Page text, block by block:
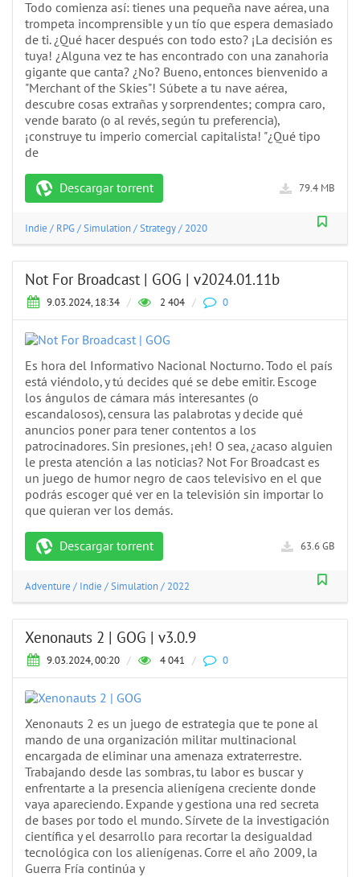
Todo comienza así: tienes una pequeña nave aérea, una
trompeta incomprensible y un tío que espera demasiado
de ti. ¿Qué hacer después con todo esto? ¡La decisión es
tuya! ¿Alguna vez te has encontrado con una zanahoria
gigante que canta? ¿No? Bueno, entonces bienvenido a
"Merchant of the Skies"! Súbete a tu nave aérea,
descubre cosas extrañas y sorprendentes; compra caro,
vende barato (o al revés, según tu preferencia),
¡construye tu imperio comercial capitalista! "¿Qué tipo
de
Descargar torrent 79.4 MB
Indie / RPG/Simulation/Strategy/ 2020
Not For Broadcast | GOG | v2024.01.11b
9.03.2024, 18:34 / 2 404 / 0
Es hora del Informativo Nacional Nocturno. Todo el país
está viéndolo, y tú decides qué se debe emitir. Escoge
los ángulos de cámara más interesantes (o
escandalosos), censura las palabrotas y decide qué
anuncios poner para tener contentos a los
patrocinadores. Sin presiones, ¡eh! O sea, ¿acaso alguien
le presta atención a las noticias? Not For Broadcast es
un juego de humor negro de caos televisivo en el que
podrás escoger qué ver en la televisión sin importar lo
que quieran ver los demás.
Descargar torrent 63.6 GB
Adventure / Indie /Simulation/ 2022
Xenonauts 2 | GOG | v3.0.9
9.03.2024, 00:20 / 4 041 / 0
Xenonauts 2 es un juego de estrategia que te pone al
mando de una organización militar multinacional
encargada de eliminar una amenaza extraterrestre.
Trabajando desde las sombras, tu labor es buscar y
enfrentarte a la presencia alienígena creciente donde
vaya apareciendo. Expande y gestiona una red secreta
de bases por todo el mundo. Sírvete de la investigación
científica y el desarrollo para recortar la desigualdad
tecnológica con los alienígenas. Corre el año 2009, la
Guerra Fría continúa y